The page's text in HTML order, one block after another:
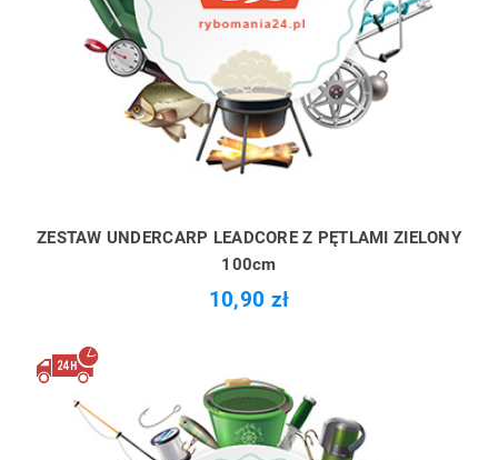
ZESTAW UNDERCARP LEADCORE Z PĘTLAMI ZIELONY
100cm
10,90 zł